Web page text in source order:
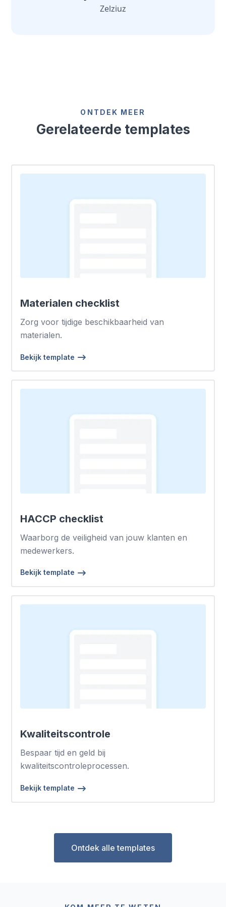
Zelziuz
ONTDEK MEER
Gerelateerde templates
Materialen checklist
Zorg voor tijdige beschikbaarheid van
materialen.
Bekijk template
HACCP checklist
Waarborg de veiligheid van jouw klanten en
medewerkers.
Bekijk template
Kwaliteitscontrole
Bespaar tijd en geld bij
kwaliteitscontroleprocessen.
Bekijk template
Ontdek alle templates